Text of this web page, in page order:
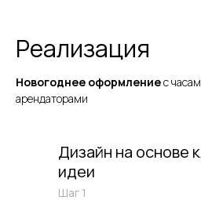
Реализация
Новогоднее оформлениес
арендаторами
Дизайн на основе
идеи
Шаг 1